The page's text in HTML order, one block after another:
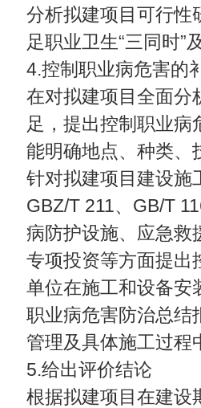
分析拟建项目可行性
足职业卫生“三同时”
4.控制职业病危害的
在对拟建项目全面分
足，提出控制职业
能明确地点、种类、
针对拟建项目建设施
GBZ/T 211、GB/T
病防护设施、应急救
专项投资等方面提出
单位在施工和设备安
职业病危害防治总结
管理及具体施工过程
5.给出评价结论
根据拟建项目在建设